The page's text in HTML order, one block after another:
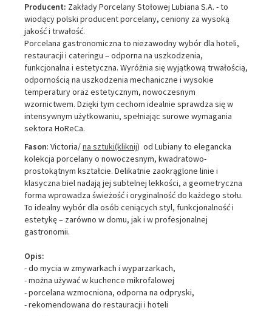
Producent: Zakłady Porcelany Stołowej Lubiana S.A. - to
wiodący polski producent porcelany, ceniony za wysoką
jakość i trwałość.
Porcelana gastronomiczna to niezawodny wybór dla hoteli,
restauracji i cateringu – odporna na uszkodzenia,
funkcjonalna i estetyczna. Wyróżnia się wyjątkową trwałością,
odpornością na uszkodzenia mechaniczne i wysokie
temperatury oraz estetycznym, nowoczesnym
wzornictwem. Dzięki tym cechom idealnie sprawdza się w
intensywnym użytkowaniu, spełniając surowe wymagania
sektora HoReCa.
Fason: Victoria/na sztuki(kliknij) od Lubiany to elegancka
kolekcja porcelany o nowoczesnym, kwadratowo-
prostokątnym kształcie. Delikatnie zaokrąglone linie i
klasyczna biel nadają jej subtelnej lekkości, a geometryczna
forma wprowadza świeżość i oryginalność do każdego stołu.
To idealny wybór dla osób ceniących styl, funkcjonalność i
estetykę – zarówno w domu, jak i w profesjonalnej
gastronomii.
Opis:
- do mycia w zmywarkach i wyparzarkach,
- można używać w kuchence mikrofalowej
- porcelana wzmocniona, odporna na odpryski,
- rekomendowana do restauracji i hoteli